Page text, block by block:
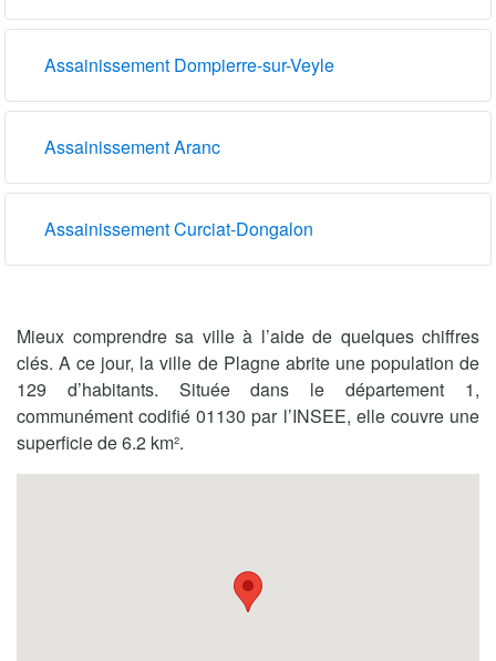
Assainissement Dompierre-sur-Veyle
Assainissement Aranc
Assainissement Curciat-Dongalon
Mieux comprendre sa ville à l’aide de quelques chiffres
clés. A ce jour, la ville de Plagne abrite une population de
129 d’habitants. Située dans le département 1,
communément codifié 01130 par l’INSEE, elle couvre une
superficie de 6.2 km².